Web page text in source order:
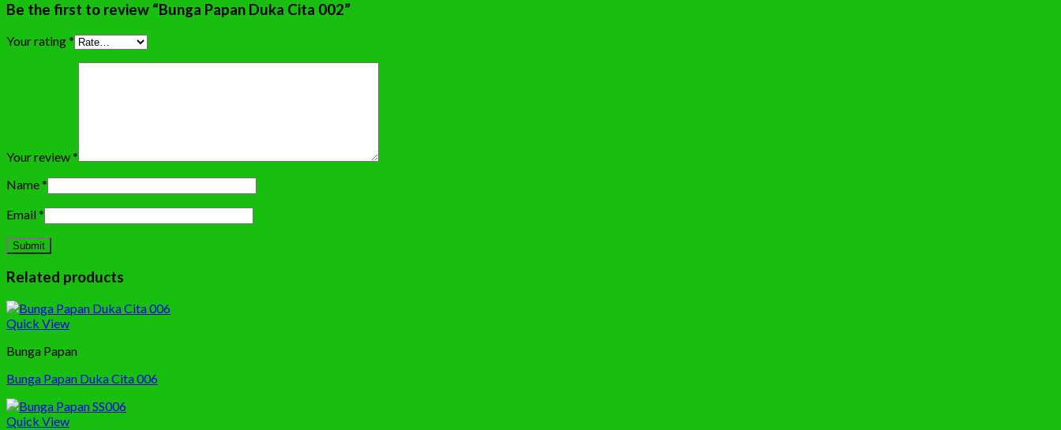
Be the first to review “Bunga Papan Duka Cita 002”
Your rating*
Your review*
Name*
Email*
Related products
Quick View
Bunga Papan
Bunga Papan Duka Cita 006
Quick View